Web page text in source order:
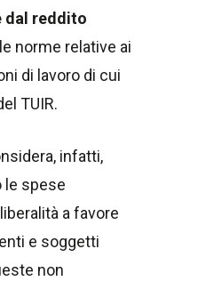
dal reddito
norme relative ai
di lavoro di cui
TUIR.
infatti,
le spese
a favore
e soggetti
non